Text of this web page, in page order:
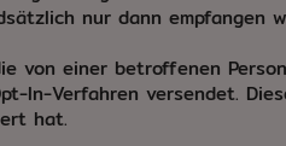
nur dann empfangen
einer betroffenen
In-Verfahren versendet.
hat.